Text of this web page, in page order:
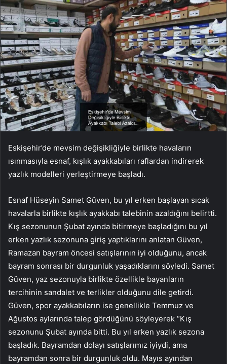
Eskişehir’de mevsim değişikliğiyle birlikte havaların
ısınmasıyla esnaf, kışlık ayakkabıları raflardan indirerek
yazlık modelleri yerleştirmeye başladı.
Esnaf Hüseyin Samet Güven, bu yıl erken başlayan sıcak
havalarla birlikte kışlık ayakkabı talebinin azaldığını belirtti.
Kış sezonunun Şubat ayında bitirmeye başladığını bu yıl
erken yazlık sezonuna giriş yaptıklarını anlatan Güven,
Ramazan bayram öncesi satışlarının iyi olduğunu, ancak
bayram sonrası bir durgunluk yaşadıklarını söyledi. Samet
Güven, yaz sezonuyla birlikte özellikle bayanların
tercihinin sandalet ve terlikler olduğunu dile getirdi.
Güven, spor ayakkabıların ise genellikle Temmuz ve
Ağustos aylarında talep gördüğünü söyleyerek “Kış
sezonunu Şubat ayında bitti. Bu yıl erken yazlık sezona
başladık. Bayramdan dolayı satışlarımız iyiydi, ama
bayramdan sonra bir durgunluk oldu. Mayıs ayından